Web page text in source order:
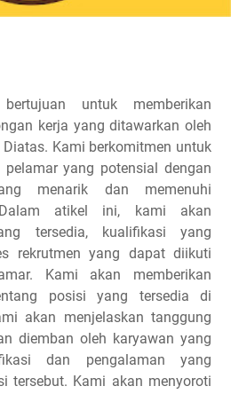
untuk memberikan
kerja yang ditawarkan oleh
Kami berkomitmen untuk
yang potensial dengan
menarik dan memenuhi
atikel ini, kami akan
tersedia, kualifikasi yang
rekrutmen yang dapat diikuti
Kami akan memberikan
posisi yang tersedia di
akan menjelaskan tanggung
diemban oleh karyawan yang
dan pengalaman yang
tersebut. Kami akan menyoroti